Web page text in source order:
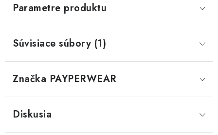
Parametre produktu
Súvisiace súbory (1)
Značka PAYPERWEAR
Diskusia